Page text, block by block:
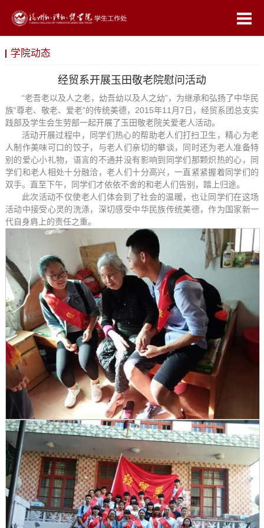
学院动态
经贸系开展玉田敬老院慰问活动
“老吾老以及人之老，幼吾幼以及人之幼”，为继承和弘扬了中华民
族“尊老、敬老、爱老”的传统美德，2015年11月7日，经贸系团总支实
践部及学生会生劳部一起开展了玉田敬老院关爱老人活动。
活动开展过程中，同学们热心的帮助老人们打扫卫生，精心为老
人制作美味可口的饺子，与老人们亲切的攀谈，同时还为老人准备特
别的爱心小礼物，语言的不通并没有影响到同学们那颗炽热的心，同
学们和老人相处十分融洽，老人们十分高兴，一直紧紧握着同学们的
双手。直至下午，同学们才依依不舍的和老人们告别，踏上归途。
此次活动不仅使老人们体会到了社会的温暖，也让同学们在这场
活动中接受心灵的洗涤，深切感受中华民族传统美德，作为国家新一
代自身肩上的责任之重。